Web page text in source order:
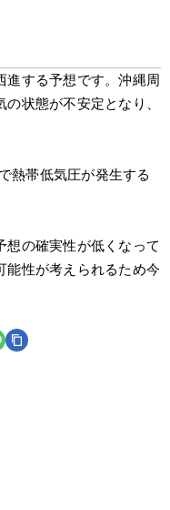
進する予想です。沖縄周
状態が不安定となり、
熱帯低気圧が発生する
想の確実性が低くなって
能性が考えられるため今